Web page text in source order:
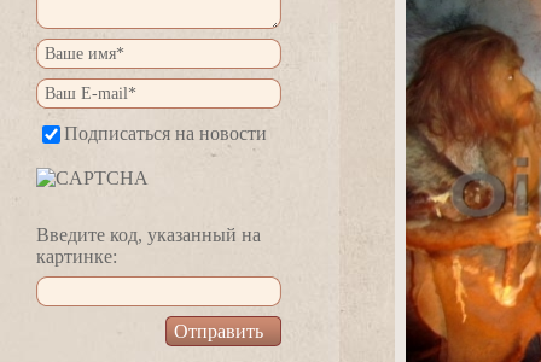
Подписаться на новости
едите код, указанный на
картинке: